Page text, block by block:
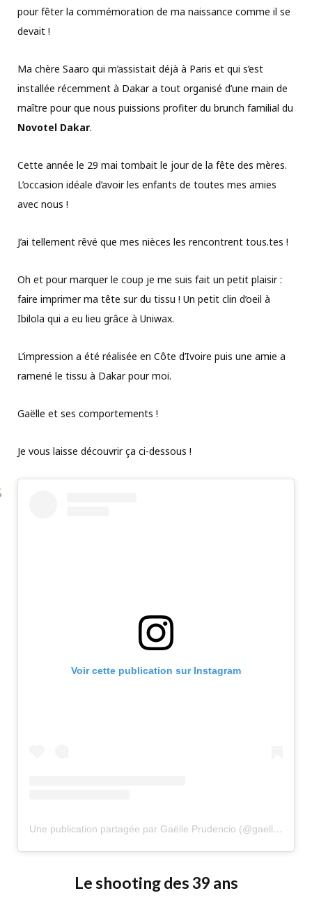
pour fêter la commémoration de ma naissance comme il se
devait !
Ma chère Saaro qui m’assistait déjà à Paris et qui s’est
installée récemment à Dakar a tout organisé d’une main de
maître pour que nous puissions profiter du brunch familial du
Novotel Dakar.
Cette année le 29 mai tombait le jour de la fête des mères.
L’occasion idéale d’avoir les enfants de toutes mes amies
avec nous !
J’ai tellement rêvé que mes nièces les rencontrent tous.tes !
Oh et pour marquer le coup je me suis fait un petit plaisir :
faire imprimer ma tête sur du tissu ! Un petit clin d’oeil à
Ibilola qui a eu lieu grâce à Uniwax.
L’impression a été réalisée en Côte d’Ivoire puis une amie a
ramené le tissu à Dakar pour moi.
Gaëlle et ses comportements !
Je vous laisse découvrir ça ci-dessous !
Voir cette publication sur Instagram
Une publication partagée par Gaëlle Prudencio (@gaelleprudencio)
Le shooting des 39 ans